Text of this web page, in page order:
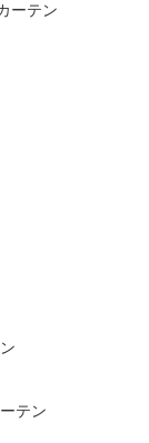
ーテン
テン